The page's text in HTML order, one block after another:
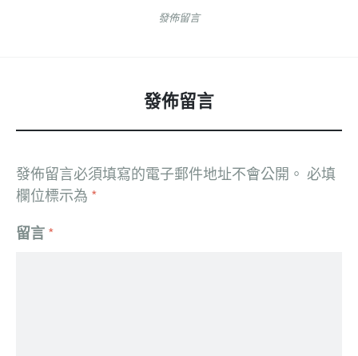
發佈留言
發佈留言
發佈留言必須填寫的電子郵件地址不會公開。 必填
欄位標示為 *
留言 *